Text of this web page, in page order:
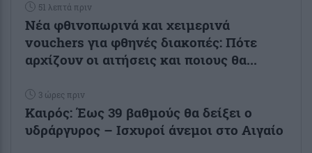
51 λεπτά πριν
Νέα φθινοπωρινά και χειμερινά
vouchers για φθηνές διακοπές: Πότε
αρχίζουν οι αιτήσεις και ποιους θα...
3 ώρες πριν
Καιρός: Έως 39 βαθμούς θα δείξει ο
υδράργυρος – Ισχυροί άνεμοι στο Αιγαίο